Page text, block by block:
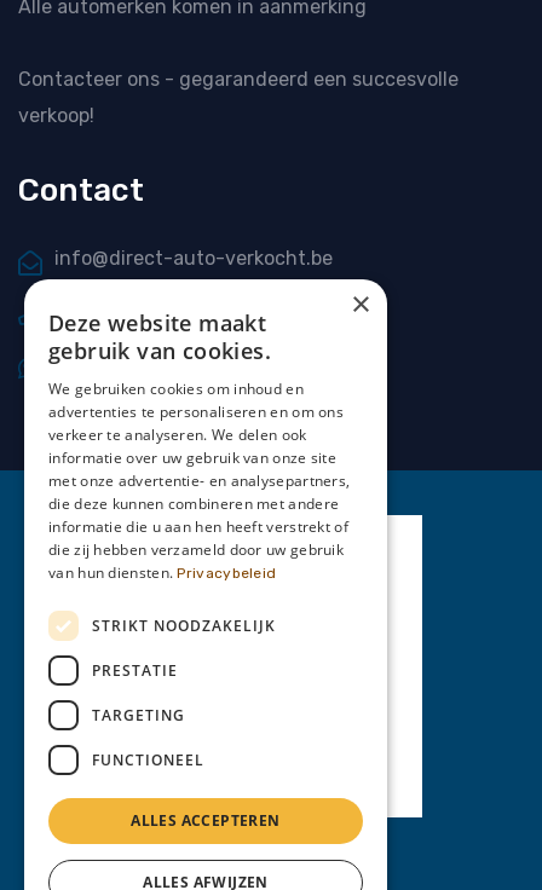
Alle automerken komen in aanmerking
Contacteer ons - gegarandeerd een succesvolle
verkoop!
Contact
info@direct-auto-verkocht.be
0477 20 66 69
0477 20 66 69
Privacy Policy
×
Deze website maakt
gebruik van cookies.
We gebruiken cookies om inhoud en
advertenties te personaliseren en om ons
verkeer te analyseren. We delen ook
informatie over uw gebruik van onze site
met onze advertentie- en analysepartners,
die deze kunnen combineren met andere
informatie die u aan hen heeft verstrekt of
die zij hebben verzameld door uw gebruik
van hun diensten. Privacybeleid
STRIKT NOODZAKELIJK
PRESTATIE
TARGETING
FUNCTIONEEL
ALLES ACCEPTEREN
ALLES AFWIJZEN